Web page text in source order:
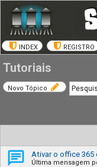
INDEX REGISTRO
Tutoriais
Novo Tópico
Ativar o office 365
Última mensagem